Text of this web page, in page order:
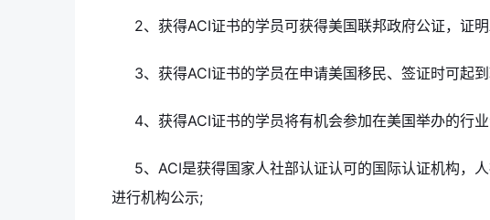
2、获得ACI证书的学员可获得美国联邦政府公证，证
3、获得ACI证书的学员在申请美国移民、签证时可起
4、获得ACI证书的学员将有机会参加在美国举办的行
5、ACI是获得国家人社部认证认可的国际认证机构，
进行机构公示;